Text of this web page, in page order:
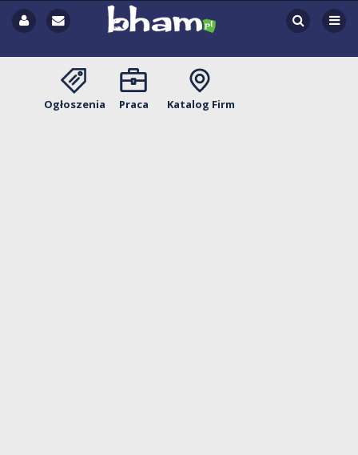
Ogłoszenia Praca Katalog Firm